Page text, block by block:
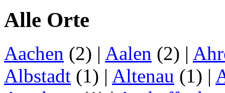
Alle Orte
Aachen (2) | Aalen (2) |
Albstadt (1) | Altenau (1) |